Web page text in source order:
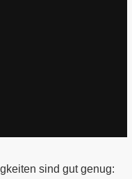
sind gut genug: